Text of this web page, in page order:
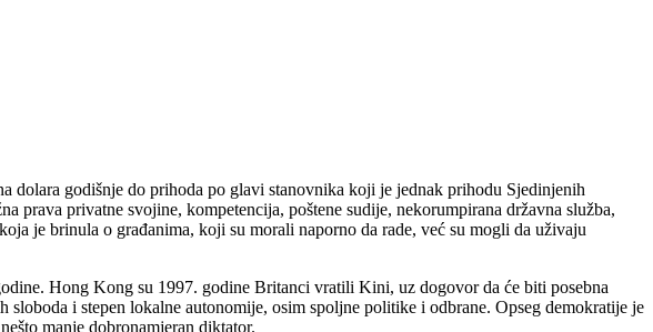
dolara godišnje do prihoda po glavi stanovnika koji je jednak prihodu Sjedinjenih
prava privatne svojine, kompetencija, poštene sudije, nekorumpirana državna služba,
je brinula o građanima, koji su morali naporno da rade, već su mogli da uživaju
Hong Kong su 1997. godine Britanci vratili Kini, uz dogovor da će biti posebna
i stepen lokalne autonomije, osim spoljne politike i odbrane. Opseg demokratije je
manje dobronamjeran diktator.